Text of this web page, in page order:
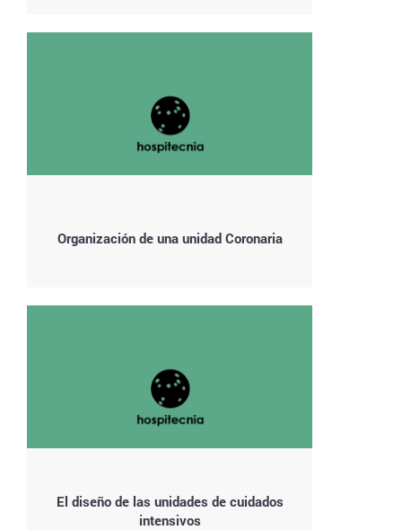
Organización de una unidad Coronaria
El diseño de las unidades de cuidados
intensivos